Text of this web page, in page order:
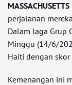
MASSACHUSETTS
perjalanan
Dalam laga Grup
Minggu (14/6/
Haiti dengan
Kemenangan ini